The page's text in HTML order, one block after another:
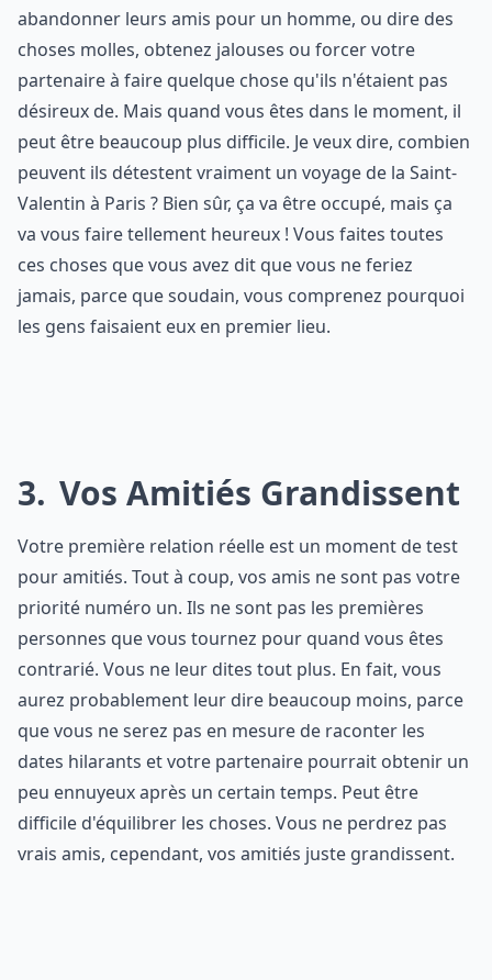
abandonner leurs amis pour un homme, ou dire des
choses molles, obtenez jalouses ou forcer votre
partenaire à faire quelque chose qu'ils n'étaient pas
désireux de. Mais quand vous êtes dans le moment, il
peut être beaucoup plus difficile. Je veux dire, combien
peuvent ils détestent vraiment un voyage de la Saint-
Valentin à Paris ? Bien sûr, ça va être occupé, mais ça
va vous faire tellement heureux ! Vous faites toutes
ces choses que vous avez dit que vous ne feriez
jamais, parce que soudain, vous comprenez pourquoi
les gens faisaient eux en premier lieu.
3 Vos Amitiés Grandissent
Votre première relation réelle est un moment de test
pour amitiés. Tout à coup, vos amis ne sont pas votre
priorité numéro un. Ils ne sont pas les premières
personnes que vous tournez pour quand vous êtes
contrarié. Vous ne leur dites tout plus. En fait, vous
aurez probablement leur dire beaucoup moins, parce
que vous ne serez pas en mesure de raconter les
dates hilarants et votre partenaire pourrait obtenir un
peu ennuyeux après un certain temps. Peut être
difficile d'équilibrer les choses. Vous ne perdrez pas
vrais amis, cependant, vos amitiés juste grandissent.